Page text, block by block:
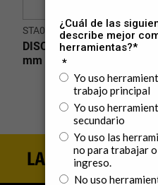
STA0415
DISCO de METAL 230
mm T27